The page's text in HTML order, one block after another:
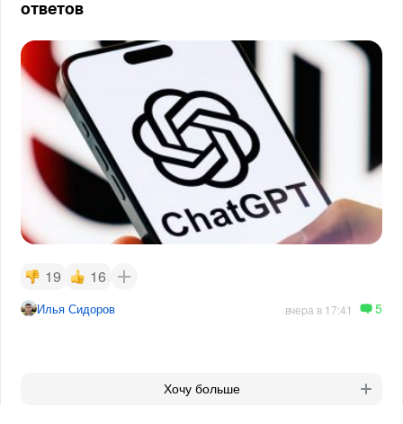
ответов
19 16
Илья Сидоров вчера в 17:41 5
Хочу больше